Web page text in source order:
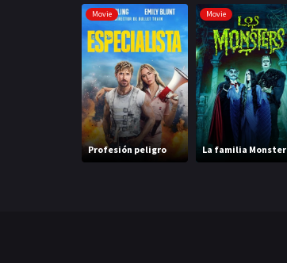
Movie
Profesión peligro
Movie
La familia Monster